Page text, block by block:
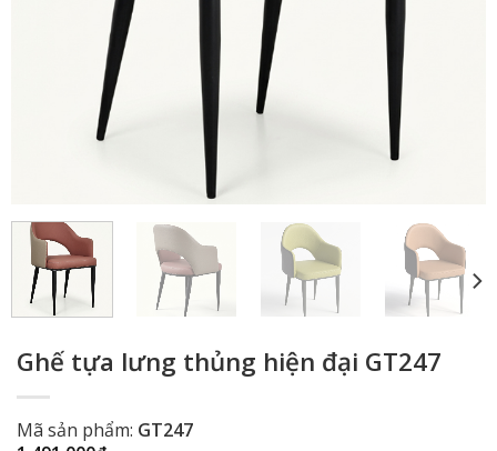
Ghế tựa lưng thủng hiện đại GT247
Mã sản phẩm: GT247